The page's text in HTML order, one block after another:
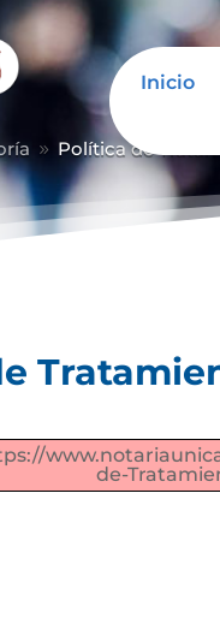
Inicio
9 Política de
de-